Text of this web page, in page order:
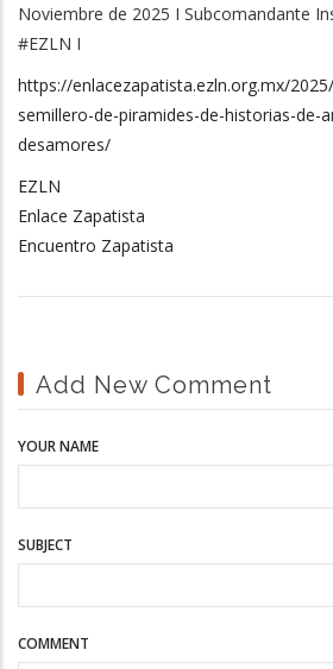
Noviembre de 2025 I Subcomandante
#EZLN I
https://enlacezapatista.ezln.org.mx/
semillero-de-piramides-de-historias-de-
desamores/
EZLN
Enlace Zapatista
Encuentro Zapatista
Add New Comment
YOUR NAME
SUBJECT
COMMENT